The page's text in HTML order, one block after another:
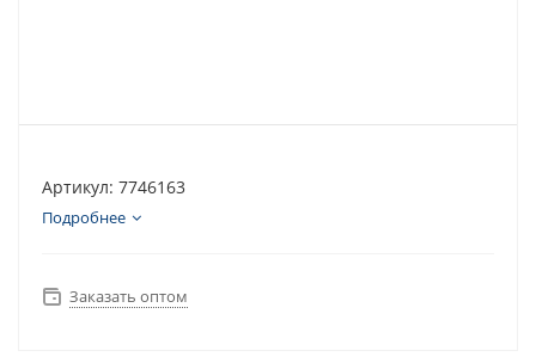
Артикул: 7746163
Подробнее
Заказать оптом